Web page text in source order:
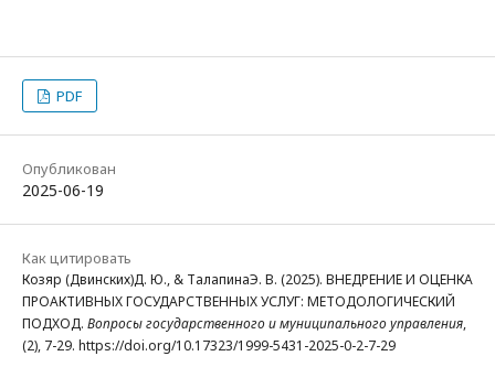
PDF
Опубликован
2025-06-19
Как цитировать
Козяр (Двинских)Д. Ю., & ТалапинаЭ. В. (2025). ВНЕДРЕНИЕ И ОЦЕНКА
ПРОАКТИВНЫХ ГОСУДАРСТВЕННЫХ УСЛУГ: МЕТОДОЛОГИЧЕСКИЙ
ПОДХОД. Вопросы государственного и муниципального управления,
(2), 7-29. https://doi.org/10.17323/1999-5431-2025-0-2-7-29